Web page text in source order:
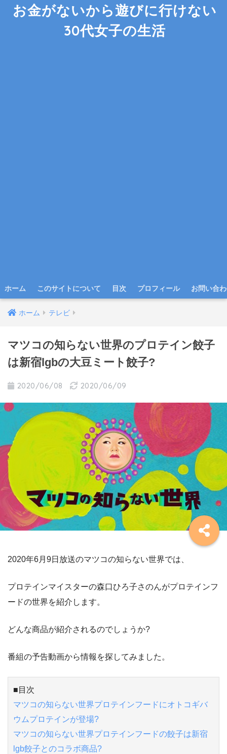
お金がないから遊びに行けない
30代女子の生活
ホーム このサイトについて 目次 プロフィール お問い合
ホーム テレビ
マツコの知らない世界のプロテイン餃子
は新宿lgbの大豆ミート餃子?
2020/06/08 2020/06/09
2020年6月9日放送のマツコの知らない世界では、
プロテインマイスターの森口ひろ子さのんがプロテインフ
ードの世界を紹介します。
どんな商品が紹介されるのでしょうか?
番組の予告動画から情報を探してみました。
■目次
マツコの知らない世界プロテインフードにオトコギバ
ウムプロテインが登場?
マツコの知らない世界プロテインフードの餃子は新宿
lgb餃子とのコラボ商品?